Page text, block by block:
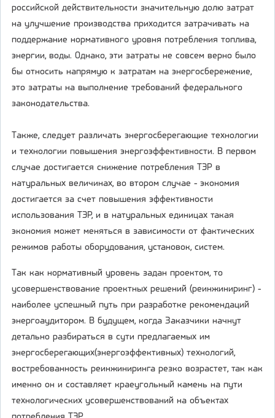
российской действительности значительную долю затрат
на улучшение производства приходится затрачивать на
поддержание нормативного уровня потребления топлива,
энергии, воды. Однако, эти затраты не совсем верно было
бы относить напрямую к затратам на энергосбережение,
это затраты на выполнение требований федерального
законодательства.
Также, следует различать энергосберегающие технологии
и технологии повышения энергоэффективности. В первом
случае достигается снижение потребления ТЭР в
натуральных величинах, во втором случае - экономия
достигается за счет повышения эффективности
использования ТЭР, и в натуральных единицах такая
экономия может меняться в зависимости от фактических
режимов работы оборудования, установок, систем.
Так как нормативный уровень задан проектом, то
усовершенствование проектных решений (реинжиниринг) -
наиболее успешный путь при разработке рекомендаций
энергоаудитором. В будущем, когда Заказчики начнут
детально разбираться в сути предлагаемых им
энергосберегающих(энергоэффективных) технологий,
востребованность реинжиниринга резко возрастет, так как
именно он и составляет краеугольный камень на пути
технологических усовершенствований на объектах